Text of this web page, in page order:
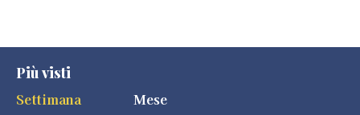
Più visti
Settimana
Mese